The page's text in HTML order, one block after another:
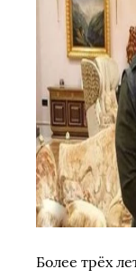
Более трёх